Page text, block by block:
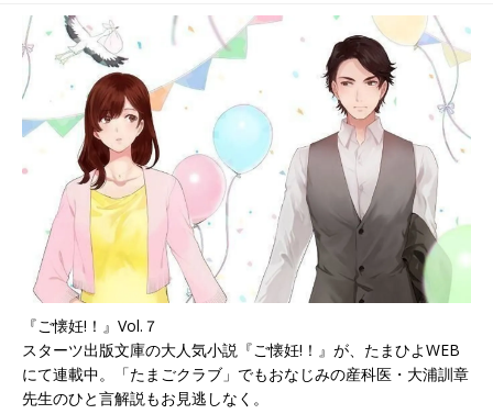
説「ご懐妊!!」Vol.
６】
「ご懐妊!!」Vol.8】
『ご懐妊!！』Vol.７
スターツ出版文庫の大人気小説『ご懐妊!！』が、たまひよWEB
にて連載中。「たまごクラブ」でもおなじみの産科医・大浦訓章
先生のひと言解説もお見逃しなく。